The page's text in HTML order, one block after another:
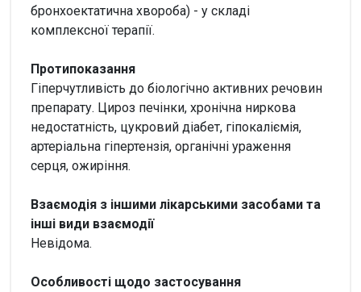
бронхоектатична хвороба) - у складі
комплексної терапії.
Протипоказання
Гіперчутливість до біологічно активних речовин
препарату. Цироз печінки, хронічна ниркова
недостатність, цукровий діабет, гіпокаліємія,
артеріальна гіпертензія, органічні ураження
серця, ожиріння.
Взаємодія з іншими лікарськими засобами та
інші види взаємодії
Невідома.
Особливості щодо застосування